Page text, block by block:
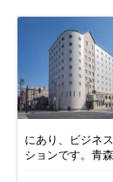
にあり、ビジネ
ションです。青